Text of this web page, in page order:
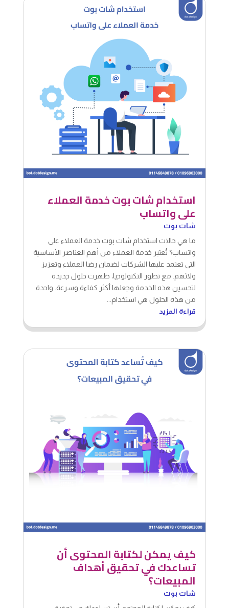
استخدام شات بوت خدمة العملاء
على واتساب
شات بوت
ما هي حالات استخدام شات بوت خدمة العملاء على
واتساب؟ تُعتبر خدمة العملاء من أهم العناصر الأساسية
التي تعتمد عليها الشركات لضمان رضا العملاء وتعزيز
ولائهم. مع تطور التكنولوجيا، ظهرت حلول جديدة
لتحسين هذه الخدمة وجعلها أكثر كفاءة وسرعة. واحدة
من هذه الحلول هي استخدام...
قراءة المزيد
كيف يمكن لكتابة المحتوى أن
تساعدك في تحقيق أهداف
المبيعات؟
شات بوت